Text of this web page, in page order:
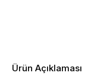
Ürün Açıklaması